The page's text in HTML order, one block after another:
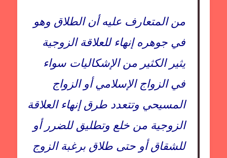
من المتعارف عليه أن الطلاق وهو
في جوهره إنهاء للعلاقة الزوجية
يثير الكثير من الإشكاليات سواء
في الزواج الإسلامي أو الزواج
المسيحي وتتعدد طرق إنهاء العلاقة
الزوجية من خلع وتطليق للضرر أو
للشقاق أو حتى طلاق برغبة الزوج